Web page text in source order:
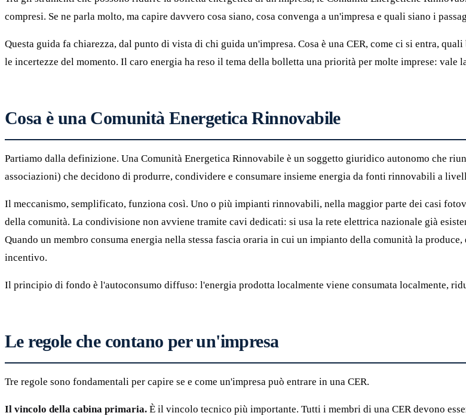
compresi. Se ne parla molto, ma capire davvero cosa siano, cosa convenga a un'impresa e quali siano i
Questa guida fa chiarezza, dal punto di vista di chi guida un'impresa. Cosa è una CER, come ci si entra,
le incertezze del momento. Il caro energia ha reso il tema della bolletta una priorità per molte imprese: vale
Cosa è una Comunità Energetica Rinnovabile
Partiamo dalla definizione. Una Comunità Energetica Rinnovabile è un soggetto giuridico autonomo che
associazioni) che decidono di produrre, condividere e consumare insieme energia da fonti rinnovabili a
Il meccanismo, semplificato, funziona così. Uno o più impianti rinnovabili, nella maggior parte dei casi
della comunità. La condivisione non avviene tramite cavi dedicati: si usa la rete elettrica nazionale già
Quando un membro consuma energia nella stessa fascia oraria in cui un impianto della comunità la
incentivo.
Il principio di fondo è l'autoconsumo diffuso: l'energia prodotta localmente viene consumata localmente,
Le regole che contano per un'impresa
Tre regole sono fondamentali per capire se e come un'impresa può entrare in una CER.
Il vincolo della cabina primaria. È il vincolo tecnico più importante. Tutti i membri di una CER devono